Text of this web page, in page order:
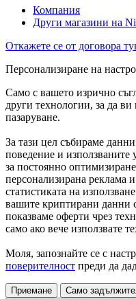
Компания
Други магазини на
Откажете се от договора
Персонализиране на
Само с вашето изрично
други технологии, за да
пазаруване.
За тази цел събираме
поведение и използваните
за постоянно
персонализирана реклама
статистиката на
вашите криптирани данни
показваме оферти чрез
само ако вече използвате
Моля, запознайте се с
поверителност преди да
Приемане
Само